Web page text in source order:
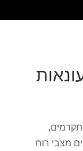
מצבי רוח